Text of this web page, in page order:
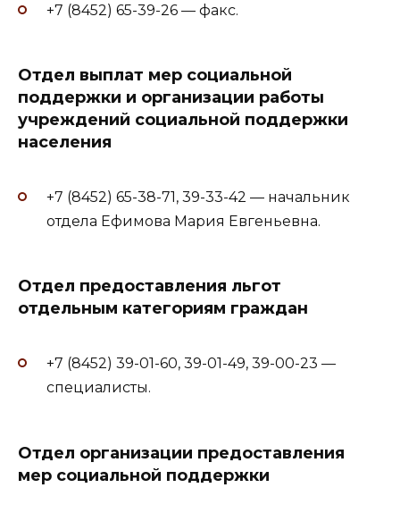
+7 (8452) 65-39-26 — факс.
Отдел выплат мер социальной
поддержки и организации работы
учреждений социальной поддержки
населения
+7 (8452) 65-38-71, 39-33-42 — начальник
отдела Ефимова Мария Евгеньевна.
Отдел предоставления льгот
отдельным категориям граждан
+7 (8452) 39-01-60, 39-01-49, 39-00-23 —
специалисты.
Отдел организации предоставления
мер социальной поддержки